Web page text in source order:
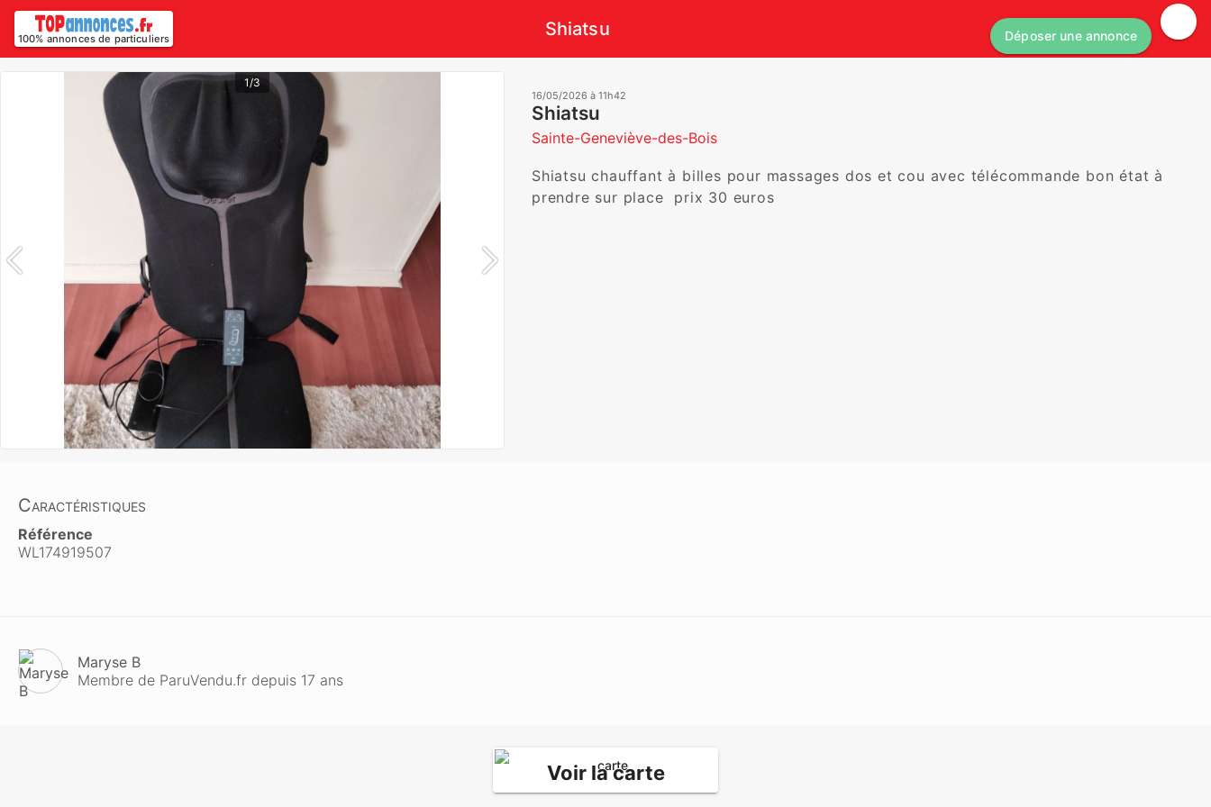
100% annonces de particuliers Shiatsu Déposer une annonce
1/3
16/05/2026 à 11h42
Shiatsu
Sainte-Geneviève-des-Bois
Shiatsu chauffant à billes pour massages dos et cou avec télécommande bon état à
prendre sur place  prix 30 euros
Caractéristiques
Référence
WL174919507
Maryse B
Membre de ParuVendu.fr depuis 17 ans
Voir la carte